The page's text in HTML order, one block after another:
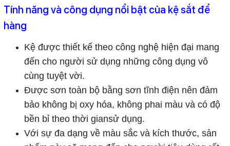
Tính năng và công dụng nổi bật của kệ sắt để
hàng
Kệ được thiết kế theo công nghệ hiện đại mang
đến cho người sử dụng những công dụng vô
cùng tuyệt vời.
Được sơn toàn bộ bằng sơn tĩnh điện nên đảm
bảo không bị oxy hóa, không phai màu và có độ
bền bỉ theo thời giansử dụng.
Với sự đa dạng về màu sắc và kích thước, sản